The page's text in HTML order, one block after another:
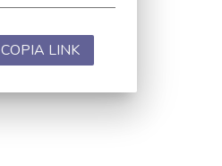
COPIA LINK